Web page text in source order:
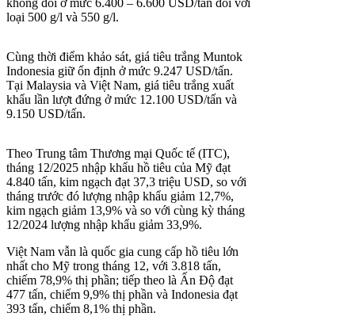
loại 500 g/l và 550 g/l.
Cùng thời điểm khảo sát, giá tiêu trắng Muntok
Indonesia giữ ổn định ở mức 9.247 USD/tấn.
Tại Malaysia và Việt Nam, giá tiêu trắng xuất
khẩu lần lượt đứng ở mức 12.100 USD/tấn và
9.150 USD/tấn.
Theo Trung tâm Thương mại Quốc tế (ITC),
tháng 12/2025 nhập khẩu hồ tiêu của Mỹ đạt
4.840 tấn, kim ngạch đạt 37,3 triệu USD, so với
tháng trước đó lượng nhập khẩu giảm 12,7%,
kim ngạch giảm 13,9% và so với cùng kỳ tháng
12/2024 lượng nhập khẩu giảm 33,9%.
Việt Nam vẫn là quốc gia cung cấp hồ tiêu lớn
nhất cho Mỹ trong tháng 12, với 3.818 tấn,
chiếm 78,9% thị phần; tiếp theo là Ấn Độ đạt
477 tấn, chiếm 9,9% thị phần và Indonesia đạt
393 tấn, chiếm 8,1% thị phần.